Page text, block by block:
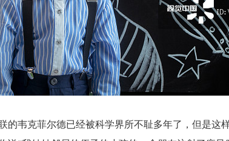
的韦克菲尔德已经被科学界所不耻多年了，但是这